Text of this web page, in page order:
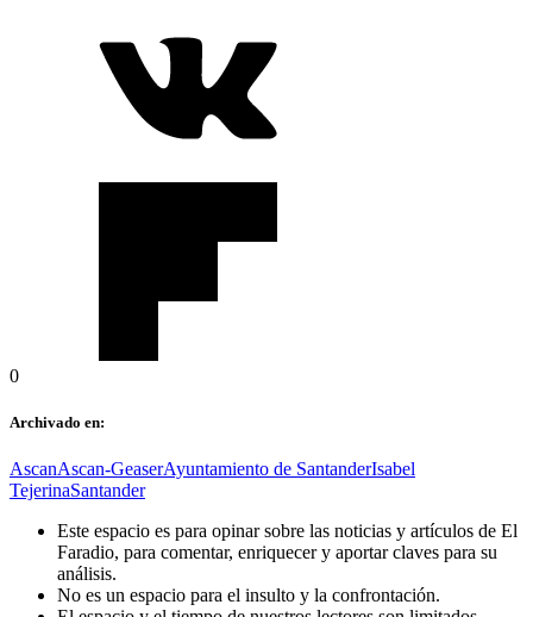
0
Archivado en:
AscanAscan-GeaserAyuntamiento de SantanderIsabel
TejerinaSantander
Este espacio es para opinar sobre las noticias y artículos de El
Faradio, para comentar, enriquecer y aportar claves para su
análisis.
No es un espacio para el insulto y la confrontación.